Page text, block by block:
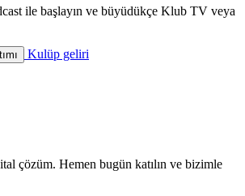
ile başlayın ve büyüdükçe Klub TV veya
Kulüp geliri
çözüm. Hemen bugün katılın ve bizimle